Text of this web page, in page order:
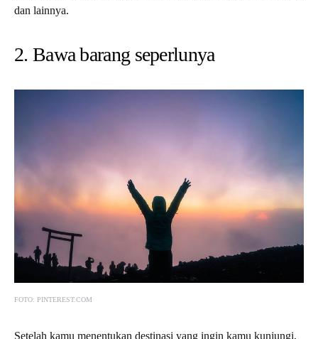
dan lainnya.
2. Bawa barang seperlunya
FOTO: PINTEREST.COM
Setelah kamu menentukan destinasi yang ingin kamu kunjungi,